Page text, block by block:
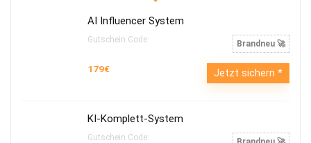
AI Influencer System
Gutschein Code: Brandneu 🚀
179€ Jetzt sichern
KI-Komplett-System
Gutschein Code: